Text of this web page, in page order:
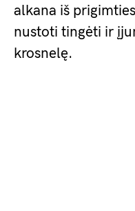
alkana iš
nustoti tingėti ir
krosnelę.